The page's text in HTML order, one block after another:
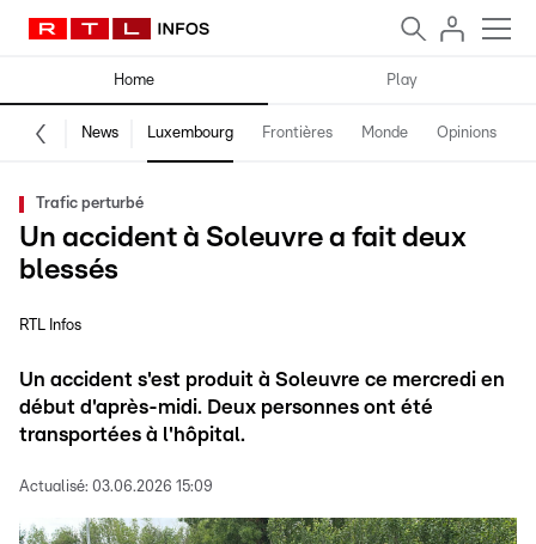
Home Play
News Luxembourg Frontières Monde Opinions
Trafic perturbé
Un accident à Soleuvre a fait deux
blessés
RTL Infos
Un accident s'est produit à Soleuvre ce mercredi en
début d'après-midi. Deux personnes ont été
transportées à l'hôpital.
Actualisé: 03.06.2026 15:09